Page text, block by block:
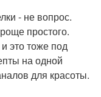
- не вопрос.
простого.
это тоже под
на одной
для красоты.